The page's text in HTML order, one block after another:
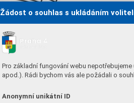
Žádost o souhlas s ukládáním
Pro základní fungování webu
apod.). Rádi bychom vás ale požádali o
Anonymní unikátní ID